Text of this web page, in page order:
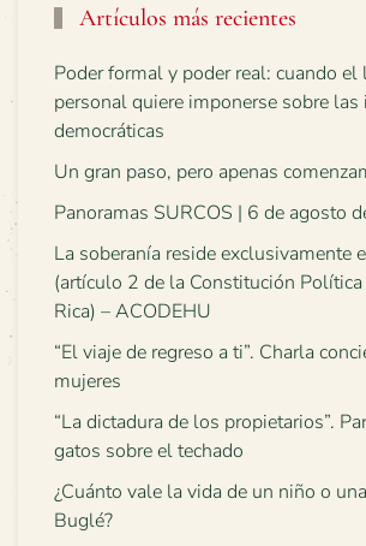
Artículos más recientes
Poder formal y poder real: cuando el
personal quiere imponerse sobre
democráticas
Un gran paso, pero apenas
Panoramas SURCOS | 6 de agosto
La soberanía reside exclusivamente
(artículo 2 de la Constitución Política
Rica) – ACODEHU
“El viaje de regreso a ti”. Charla
mujeres
“La dictadura de los propietarios”.
gatos sobre el techado
¿Cuánto vale la vida de un niño o
Buglé?